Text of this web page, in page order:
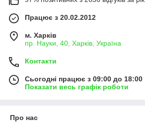
Працює з 20.02.2012
м. Харків
пр. Науки, 40, Харків, Україна
Контакти
Сьогодні працює з 09:00 до 18:00
Показати весь графік роботи
Про нас